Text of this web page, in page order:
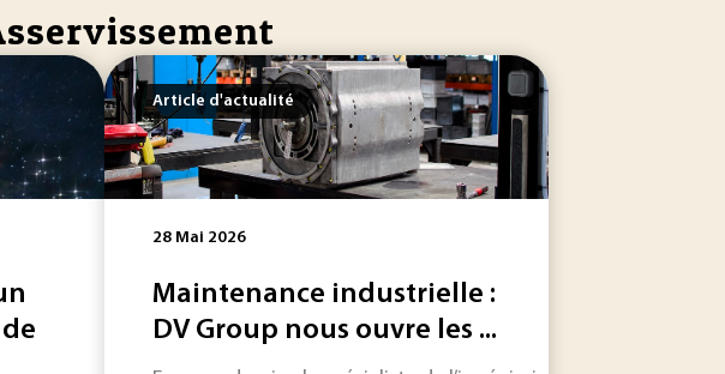
Article d'actualité
28 Mai 2026
Maintenance industrielle :
DV Group nous ouvre les ...